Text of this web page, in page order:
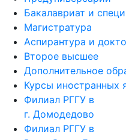
Бакалавриат и
Магистратура
Аспирантура и
Второе высшее
Дополнительное
Курсы иностранных
Филиал РГГУ в
г. Домодедово
Филиал РГГУ в